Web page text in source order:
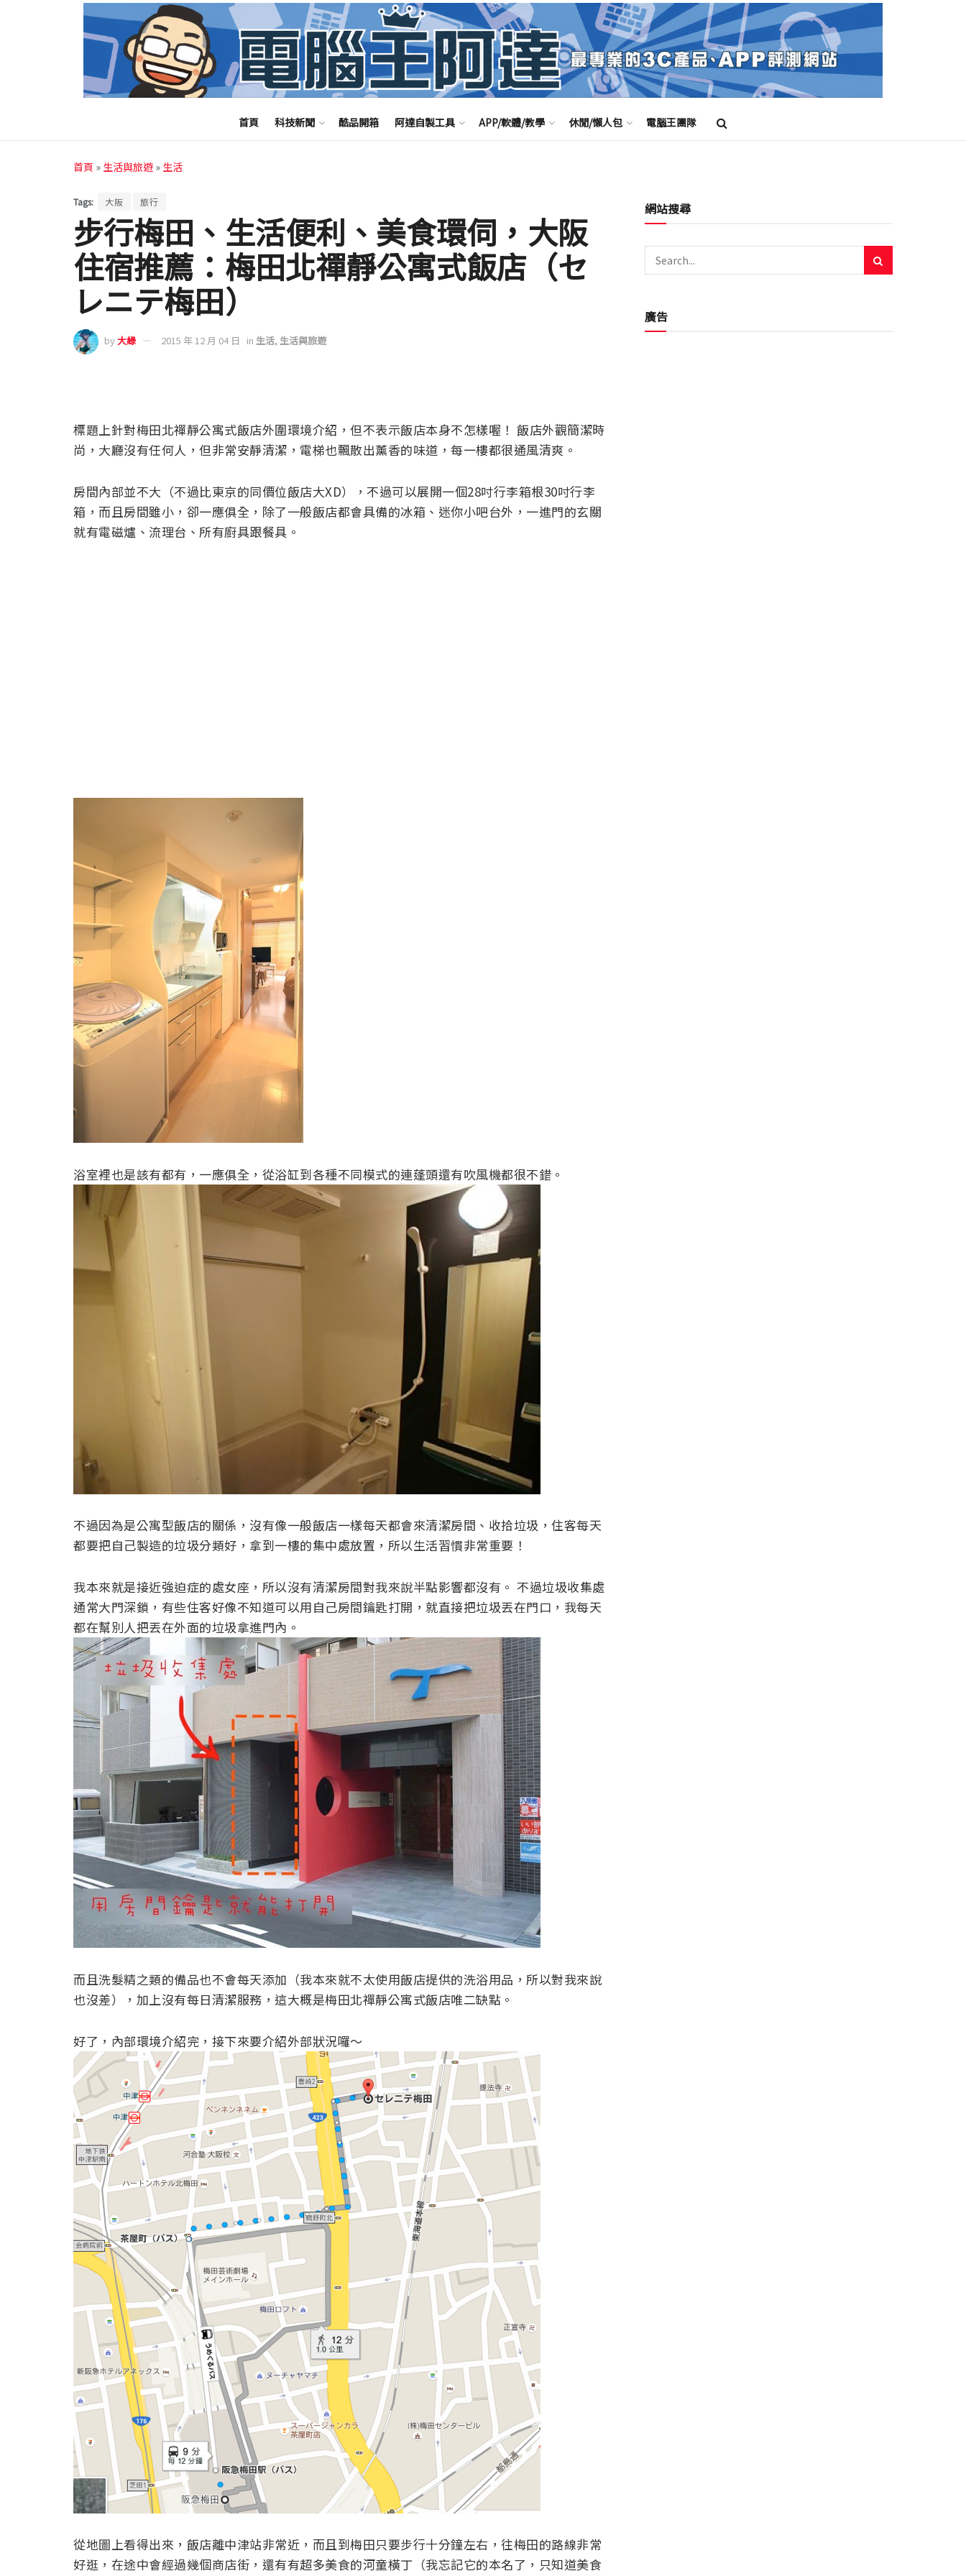
首頁 科技新聞 酷品開箱 阿達自製工具 APP/軟體/教學 休閒/懶人包 電腦王團隊
首頁 » 生活與旅遊 » 生活
Tags: 大阪 旅行
步行梅田、生活便利、美食環伺，大阪
住宿推薦：梅田北禪靜公寓式飯店（セ
レニテ梅田）
by大綠 2015 年 12 月 04 日 in 生活, 生活與旅遊
標題上針對梅田北禪靜公寓式飯店外圍環境介紹，但不表示飯店本身不怎樣喔！ 飯店外觀簡潔時
尚，大廳沒有任何人，但非常安靜清潔，電梯也飄散出薰香的味道，每一樓都很通風清爽。
房間內部並不大（不過比東京的同價位飯店大XD），不過可以展開一個28吋行李箱根30吋行李
箱，而且房間雖小，卻一應俱全，除了一般飯店都會具備的冰箱、迷你小吧台外，一進門的玄關
就有電磁爐、流理台、所有廚具跟餐具。
浴室裡也是該有都有，一應俱全，從浴缸到各種不同模式的連蓬頭還有吹風機都很不錯。
不過因為是公寓型飯店的關係，沒有像一般飯店一樣每天都會來清潔房間、收拾垃圾，住客每天
都要把自己製造的垃圾分類好，拿到一樓的集中處放置，所以生活習慣非常重要！
我本來就是接近強迫症的處女座，所以沒有清潔房間對我來說半點影響都沒有。 不過垃圾收集處
通常大門深鎖，有些住客好像不知道可以用自己房間鑰匙打開，就直接把垃圾丟在門口，我每天
都在幫別人把丟在外面的垃圾拿進門內。
而且洗髮精之類的備品也不會每天添加（我本來就不太使用飯店提供的洗浴用品，所以對我來說
也沒差），加上沒有每日清潔服務，這大概是梅田北禪靜公寓式飯店唯二缺點。
好了，內部環境介紹完，接下來要介紹外部狀況囉～
從地圖上看得出來，飯店離中津站非常近，而且到梅田只要步行十分鐘左右，往梅田的路線非常
好逛，在途中會經過幾個商店街，還有有超多美食的河童橫丁（我忘記它的本名了，只知道美食
網站搜尋
廣告